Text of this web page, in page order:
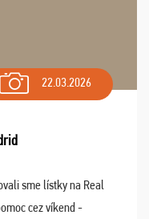
22.03.2026
sme lístky na Real
cez víkend -